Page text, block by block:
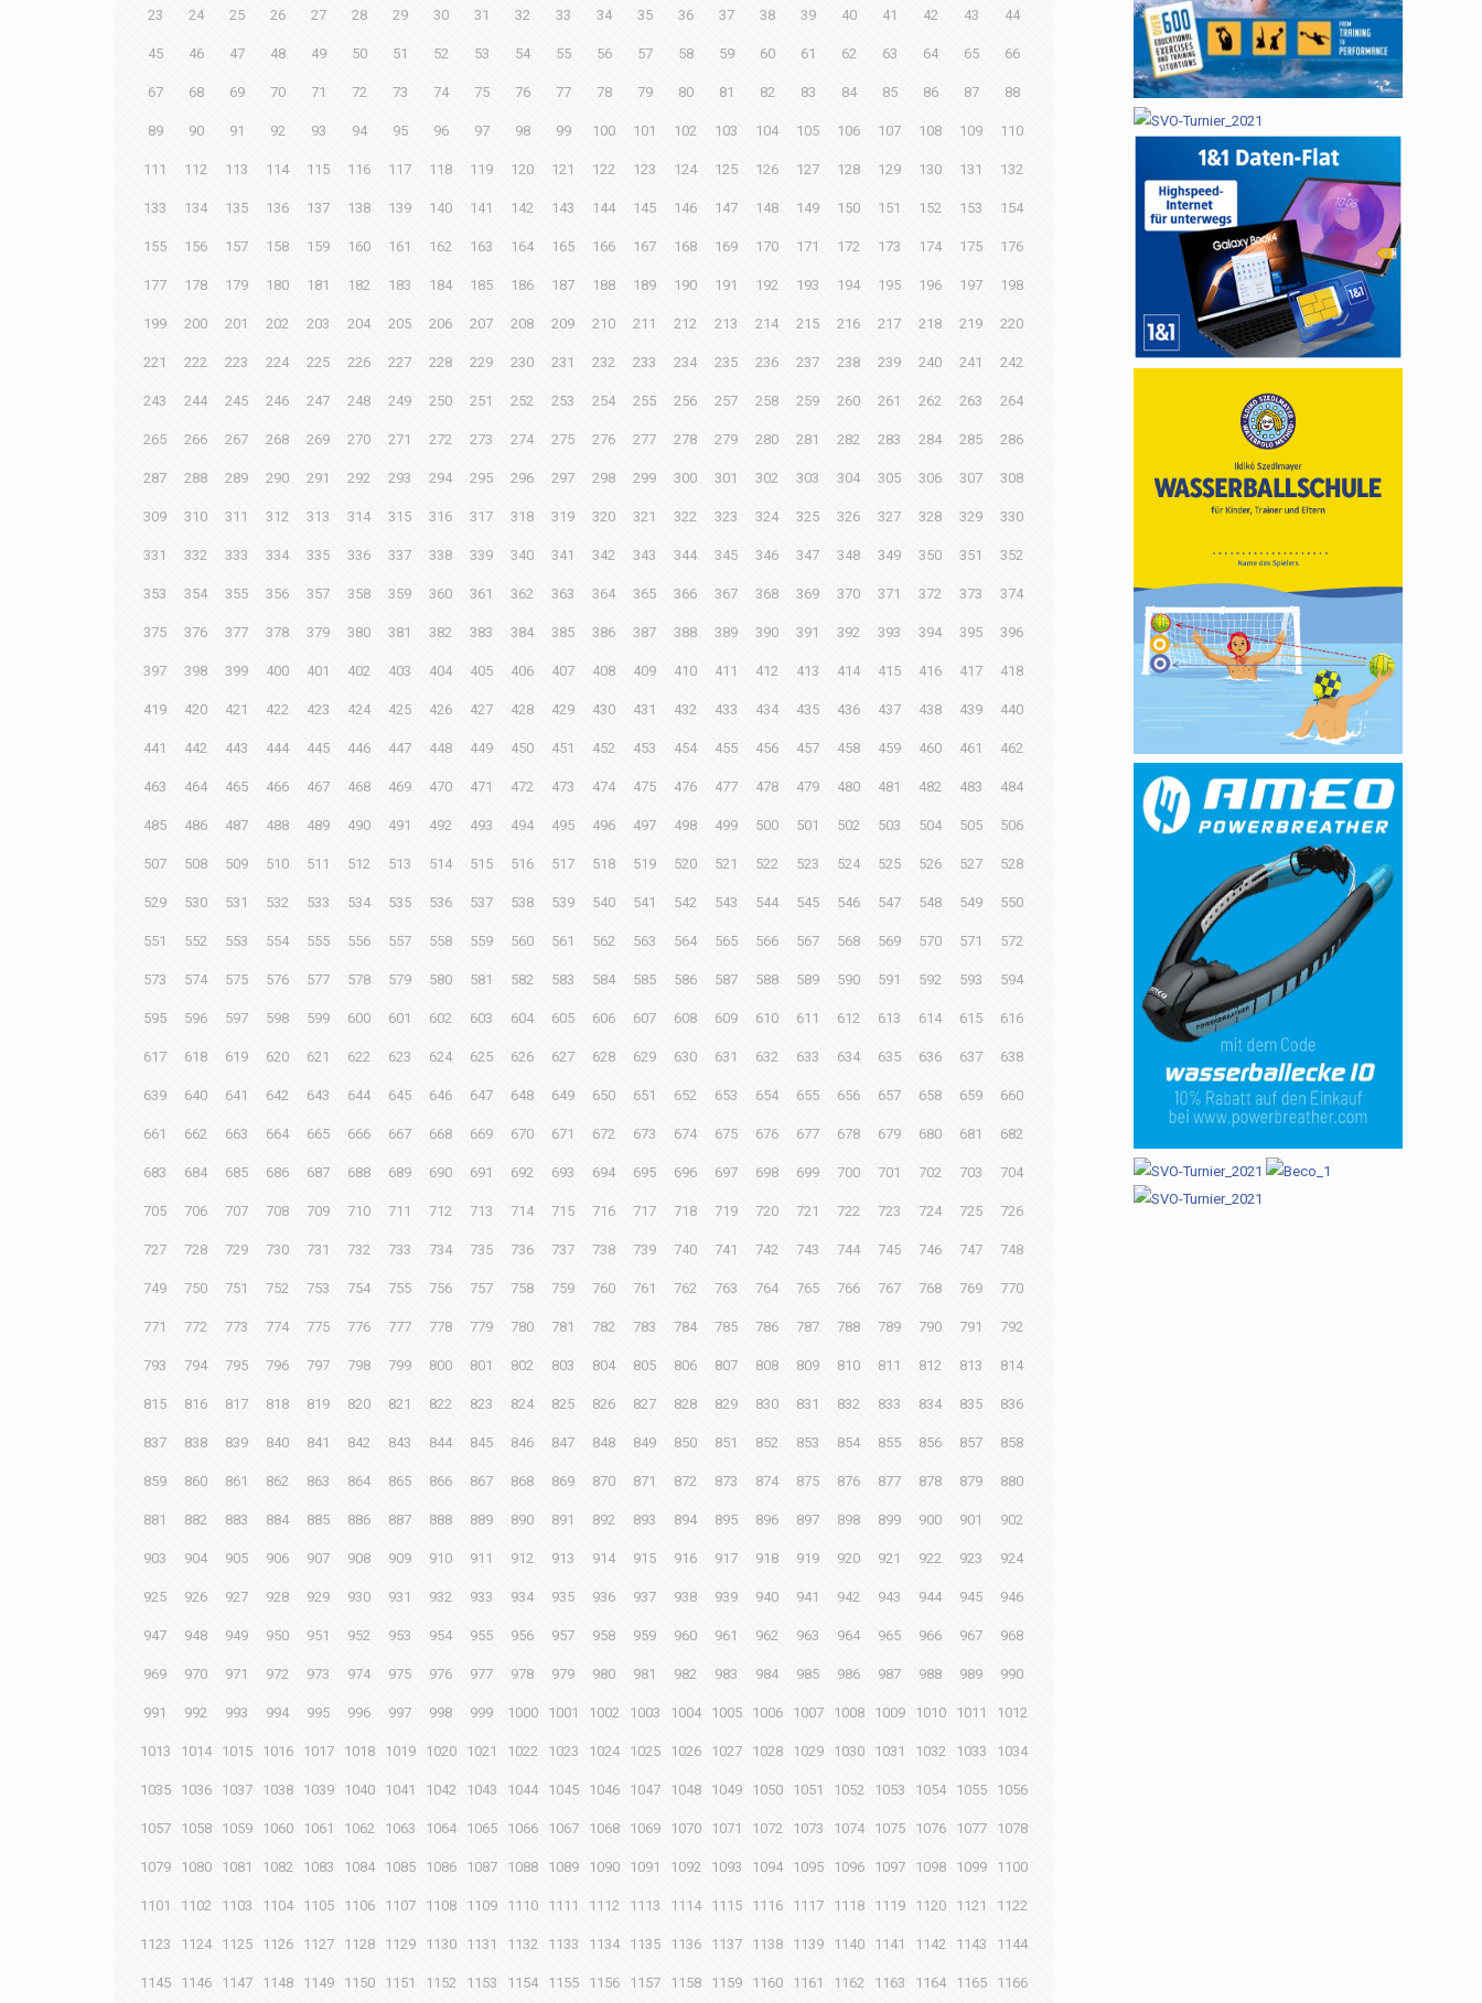
23 24 25 26 27 28 29 30 31 32 33 34 35 36 37 38 39 40 41 42 43 44
45 46 47 48 49 50 51 52 53 54 55 56 57 58 59 60 61 62 63 64 65 66
67 68 69 70 71 72 73 74 75 76 77 78 79 80 81 82 83 84 85 86 87 88
89 90 91 92 93 94 95 96 97 98 99 100 101 102 103 104 105 106 107 108 109 110
111 112 113 114 115 116 117 118 119 120 121 122 123 124 125 126 127 128 129 130 131 132
133 134 135 136 137 138 139 140 141 142 143 144 145 146 147 148 149 150 151 152 153 154
155 156 157 158 159 160 161 162 163 164 165 166 167 168 169 170 171 172 173 174 175 176
177 178 179 180 181 182 183 184 185 186 187 188 189 190 191 192 193 194 195 196 197 198
199 200 201 202 203 204 205 206 207 208 209 210 211 212 213 214 215 216 217 218 219 220
221 222 223 224 225 226 227 228 229 230 231 232 233 234 235 236 237 238 239 240 241 242
243 244 245 246 247 248 249 250 251 252 253 254 255 256 257 258 259 260 261 262 263 264
265 266 267 268 269 270 271 272 273 274 275 276 277 278 279 280 281 282 283 284 285 286
287 288 289 290 291 292 293 294 295 296 297 298 299 300 301 302 303 304 305 306 307 308
309 310 311 312 313 314 315 316 317 318 319 320 321 322 323 324 325 326 327 328 329 330
331 332 333 334 335 336 337 338 339 340 341 342 343 344 345 346 347 348 349 350 351 352
353 354 355 356 357 358 359 360 361 362 363 364 365 366 367 368 369 370 371 372 373 374
375 376 377 378 379 380 381 382 383 384 385 386 387 388 389 390 391 392 393 394 395 396
397 398 399 400 401 402 403 404 405 406 407 408 409 410 411 412 413 414 415 416 417 418
419 420 421 422 423 424 425 426 427 428 429 430 431 432 433 434 435 436 437 438 439 440
441 442 443 444 445 446 447 448 449 450 451 452 453 454 455 456 457 458 459 460 461 462
463 464 465 466 467 468 469 470 471 472 473 474 475 476 477 478 479 480 481 482 483 484
485 486 487 488 489 490 491 492 493 494 495 496 497 498 499 500 501 502 503 504 505 506
507 508 509 510 511 512 513 514 515 516 517 518 519 520 521 522 523 524 525 526 527 528
529 530 531 532 533 534 535 536 537 538 539 540 541 542 543 544 545 546 547 548 549 550
551 552 553 554 555 556 557 558 559 560 561 562 563 564 565 566 567 568 569 570 571 572
573 574 575 576 577 578 579 580 581 582 583 584 585 586 587 588 589 590 591 592 593 594
595 596 597 598 599 600 601 602 603 604 605 606 607 608 609 610 611 612 613 614 615 616
617 618 619 620 621 622 623 624 625 626 627 628 629 630 631 632 633 634 635 636 637 638
639 640 641 642 643 644 645 646 647 648 649 650 651 652 653 654 655 656 657 658 659 660
661 662 663 664 665 666 667 668 669 670 671 672 673 674 675 676 677 678 679 680 681 682
683 684 685 686 687 688 689 690 691 692 693 694 695 696 697 698 699 700 701 702 703 704
705 706 707 708 709 710 711 712 713 714 715 716 717 718 719 720 721 722 723 724 725 726
727 728 729 730 731 732 733 734 735 736 737 738 739 740 741 742 743 744 745 746 747 748
749 750 751 752 753 754 755 756 757 758 759 760 761 762 763 764 765 766 767 768 769 770
771 772 773 774 775 776 777 778 779 780 781 782 783 784 785 786 787 788 789 790 791 792
793 794 795 796 797 798 799 800 801 802 803 804 805 806 807 808 809 810 811 812 813 814
815 816 817 818 819 820 821 822 823 824 825 826 827 828 829 830 831 832 833 834 835 836
837 838 839 840 841 842 843 844 845 846 847 848 849 850 851 852 853 854 855 856 857 858
859 860 861 862 863 864 865 866 867 868 869 870 871 872 873 874 875 876 877 878 879 880
881 882 883 884 885 886 887 888 889 890 891 892 893 894 895 896 897 898 899 900 901 902
903 904 905 906 907 908 909 910 911 912 913 914 915 916 917 918 919 920 921 922 923 924
925 926 927 928 929 930 931 932 933 934 935 936 937 938 939 940 941 942 943 944 945 946
947 948 949 950 951 952 953 954 955 956 957 958 959 960 961 962 963 964 965 966 967 968
969 970 971 972 973 974 975 976 977 978 979 980 981 982 983 984 985 986 987 988 989 990
991 992 993 994 995 996 997 998 999 1000 1001 1002 1003 1004 1005 1006 1007 1008 1009 1010 1011 1012
1013 1014 1015 1016 1017 1018 1019 1020 1021 1022 1023 1024 1025 1026 1027 1028 1029 1030 1031 1032 1033 1034
1035 1036 1037 1038 1039 1040 1041 1042 1043 1044 1045 1046 1047 1048 1049 1050 1051 1052 1053 1054 1055 1056
1057 1058 1059 1060 1061 1062 1063 1064 1065 1066 1067 1068 1069 1070 1071 1072 1073 1074 1075 1076 1077 1078
1079 1080 1081 1082 1083 1084 1085 1086 1087 1088 1089 1090 1091 1092 1093 1094 1095 1096 1097 1098 1099 1100
1101 1102 1103 1104 1105 1106 1107 1108 1109 1110 1111 1112 1113 1114 1115 1116 1117 1118 1119 1120 1121 1122
1123 1124 1125 1126 1127 1128 1129 1130 1131 1132 1133 1134 1135 1136 1137 1138 1139 1140 1141 1142 1143 1144
1145 1146 1147 1148 1149 1150 1151 1152 1153 1154 1155 1156 1157 1158 1159 1160 1161 1162 1163 1164 1165 1166